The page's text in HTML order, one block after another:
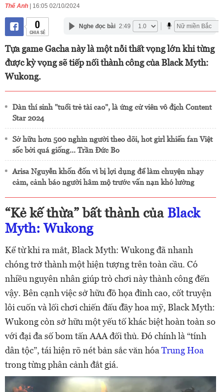
Thế Anh | 16:05 02/10/2024
0
CHIA SẺ
Nghe đọc bài 2:49
Tựa game Gacha này là một nỗi thất vọng lớn khi từng
được kỳ vọng sẽ tiếp nối thành công của Black Myth:
Wukong.
Dàn thí sinh "tuổi trẻ tài cao", là ứng cử viên vô địch Content
Star 2024
Sở hữu hơn 500 nghìn người theo dõi, hot girl khiến fan Việt
sốc bởi quá giống… Trần Đức Bo
Arisa Nguyễn khốn đốn vì bị lợi dụng để làm chuyện nhạy
cảm, cảnh báo người hâm mộ trước vấn nạn khó lường
“Kẻ kế thừa” bất thành của Black
Myth: Wukong
Kể từ khi ra mắt, Black Myth: Wukong đã nhanh
chóng trở thành một hiện tượng trên toàn cầu. Có
nhiều nguyên nhân giúp trò chơi này thành công đến
vậy. Bên cạnh việc sở hữu đồ họa đỉnh cao, cốt truyện
lôi cuốn và lối chơi chiến đấu đầy hoa mỹ, Black Myth:
Wukong còn sở hữu một yếu tố khác biệt hoàn toàn so
với đại đa số bom tấn AAA đối thủ. Đó chính là “tính
dân tộc”, tái hiện rõ nét bản sắc văn hóa Trung Hoa
trong từng phân cảnh đắt giá.